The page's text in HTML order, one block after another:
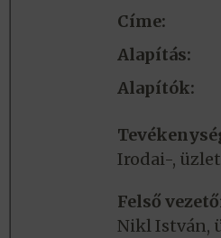
Címe:
Alapítás:
Alapítók:
Irodai-,
Felső
Nikl István,